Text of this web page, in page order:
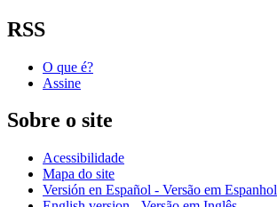
RSS
O que é?
Assine
Sobre o site
Acessibilidade
Mapa do site
Versión en Español - Versão em Espanhol